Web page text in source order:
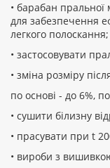
• барабан
для забезпечення
легкого полоскання;
• застосовувати
• зміна розміру
по основі - до 6%,
• сушити білизну
• прасувати при t
• вироби з